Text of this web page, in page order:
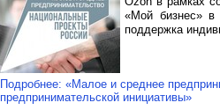
«Мой бизнес» в
поддержка
Подробнее: «Малое и среднее
предпринимательской инициативы»